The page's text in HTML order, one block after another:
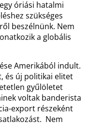
óriási hatalmi
szükséges
beszélnünk. Nem
a globális
Amerikából indult.
és új politikai elitet
gyűlöletet
voltak banderista
export részeként
Nem